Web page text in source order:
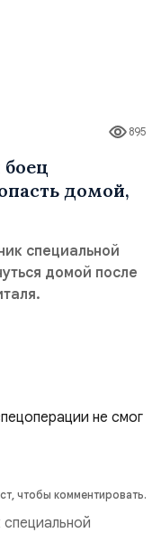
895
домой,
специальной
домой после
чтобы комментировать.